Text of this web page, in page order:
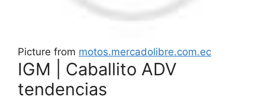
Picture from motos.mercadolibre.com.ec
IGM | Caballito ADV
tendencias